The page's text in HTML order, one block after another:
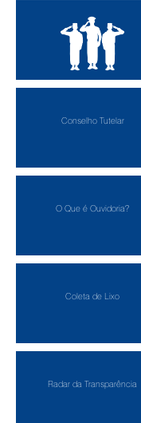
Junta Serv. Militar
Conselho Tutelar
O Que é Ouvidoria?
Coleta de Lixo
Radar da Transparência